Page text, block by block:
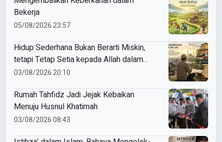
Bekerja
05/08/2026 23:57
Hidup Sederhana Bukan Berarti Miskin,
tetapi Tetap Setia kepada Allah dalam
Nikmat dan Kesulitan
03/08/2026 20:10
Rumah Tahfidz Jadi Jejak Kebaikan
Menuju Husnul Khatimah
03/08/2026 08:43